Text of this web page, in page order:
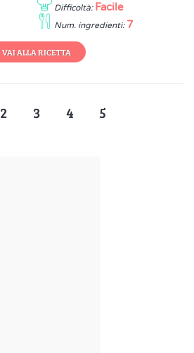
Difficoltà: Facile
Num. ingredienti: 7
VAI ALLA RICETTA
2 3 4 5